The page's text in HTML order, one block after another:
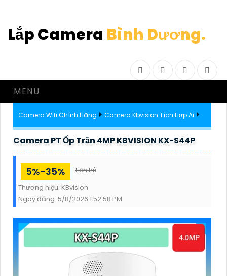
Lắp Camera Bình Dương.
FacebookTwitter Instagram
MENU
Camera Wifi Chính Hãng Camera Kbvision Tích Hợp Ai
Camera PT Ốp Trần 4MP KBVISION KX-S44P
5%-35% Liên hệ
Thương hiệu: KBvision
Ngày đăng: 5/8/2026 1:52:58 PM